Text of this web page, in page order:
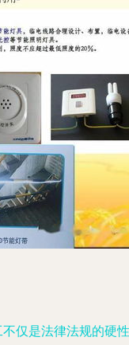
仅是法律法规的硬性